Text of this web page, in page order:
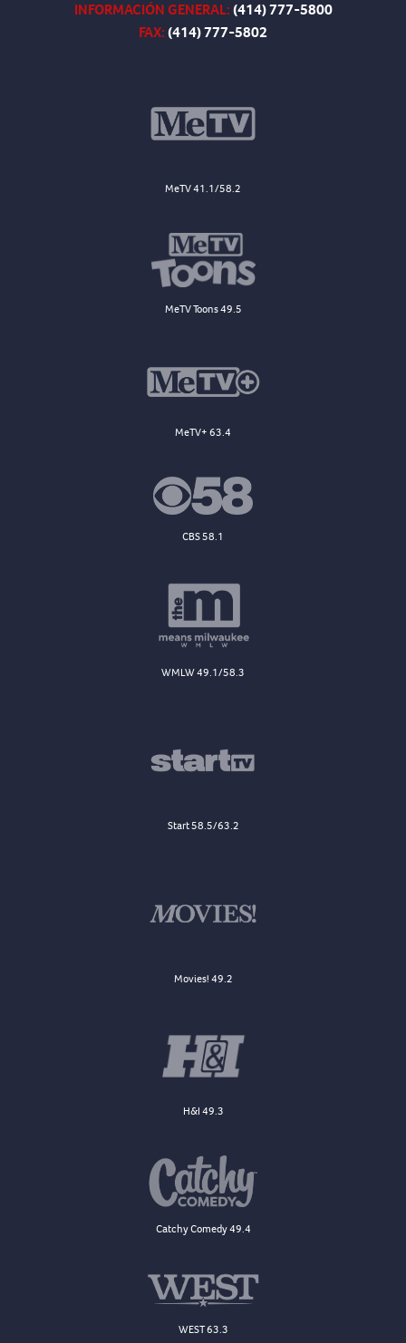
INFORMACIÓN GENERAL:(414) 777-5800
FAX:(414) 777-5802
MeTV 41.1/58.2
MeTV Toons 49.5
MeTV+ 63.4
CBS 58.1
WMLW 49.1/58.3
Start 58.5/63.2
Movies! 49.2
H&I 49.3
Catchy Comedy 49.4
WEST 63.3